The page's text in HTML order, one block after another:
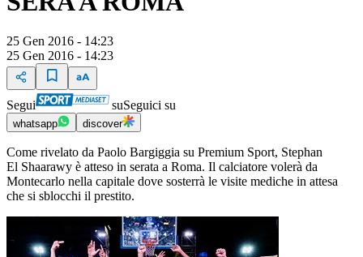
25 Gen 2016 - 14:23
25 Gen 2016 - 14:23
Segui suSeguici su
whatsapp discover
Come rivelato da Paolo Bargiggia su Premium Sport, Stephan
El Shaarawy è atteso in serata a Roma. Il calciatore volerà da
Montecarlo nella capitale dove sosterrà le visite mediche in attesa
che si sblocchi il prestito.